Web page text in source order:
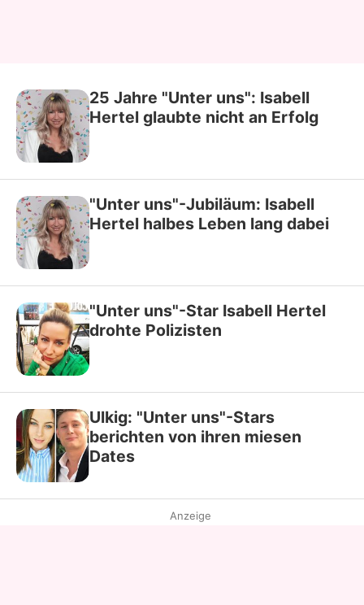
25 Jahre "Unter uns": Isabell
Hertel glaubte nicht an Erfolg
"Unter uns"-Jubiläum: Isabell
Hertel halbes Leben lang dabei
"Unter uns"-Star Isabell Hertel
drohte Polizisten
Ulkig: "Unter uns"-Stars
berichten von ihren miesen
Dates
Anzeige